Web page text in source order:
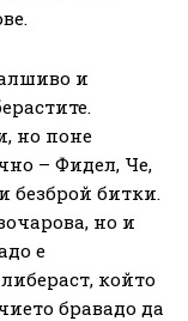
и
но поне
– Фидел, Че,
безброй битки.
но и
е
който
бравадо да